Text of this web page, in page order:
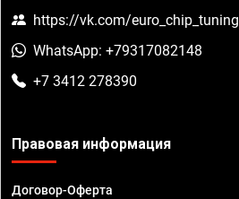
https://vk.com/euro_chip_tuning
WhatsApp: +79317082148
+7 3412 278390
Правовая информация
Договор-Оферта